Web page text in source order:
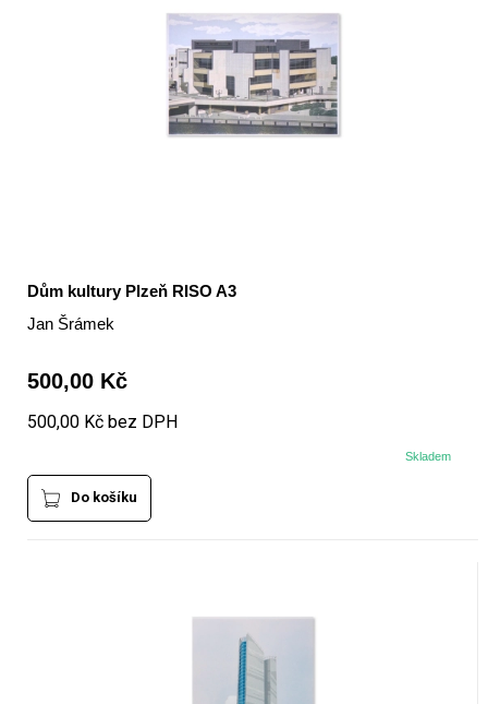
Dům kultury Plzeň RISO A3
Jan Šrámek
500,00 Kč
500,00 Kč bez DPH
Skladem
Do košíku